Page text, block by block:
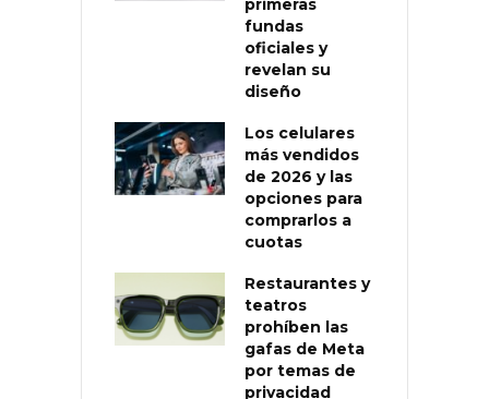
primeras
fundas
oficiales y
revelan su
diseño
Los celulares
más vendidos
de 2026 y las
opciones para
comprarlos a
cuotas
Restaurantes y
teatros
prohíben las
gafas de Meta
por temas de
privacidad